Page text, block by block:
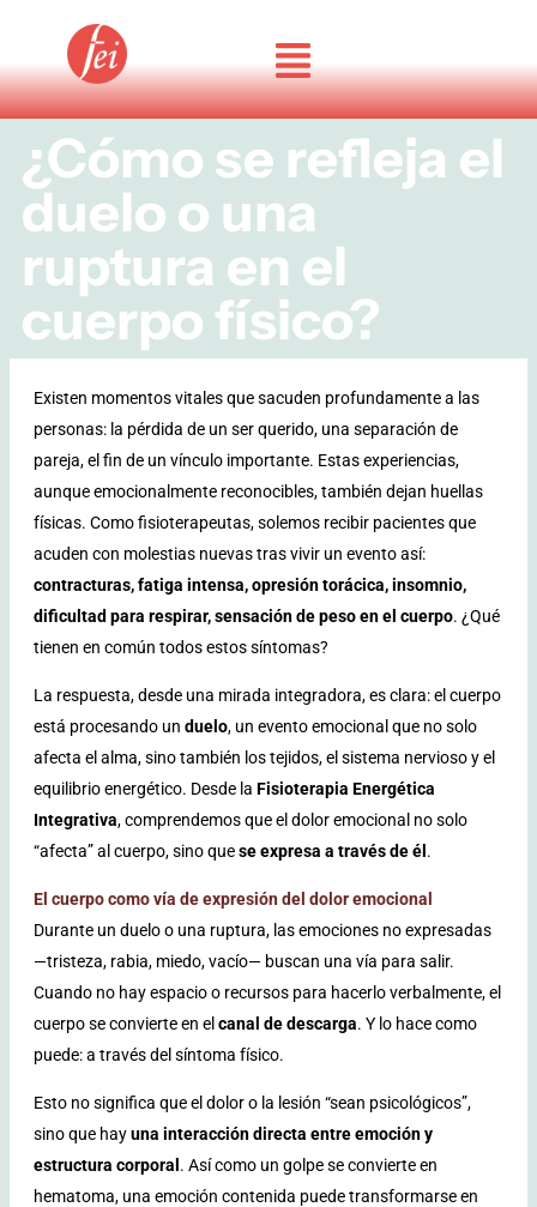
contenido
¿Cómo se refleja el
duelo o una
ruptura en el
cuerpo físico?
Existen momentos vitales que sacuden profundamente a las
personas: la pérdida de un ser querido, una separación de
pareja, el fin de un vínculo importante. Estas experiencias,
aunque emocionalmente reconocibles, también dejan huellas
físicas. Como fisioterapeutas, solemos recibir pacientes que
acuden con molestias nuevas tras vivir un evento así:
contracturas, fatiga intensa, opresión torácica, insomnio,
dificultad para respirar, sensación de peso en el cuerpo. ¿Qué
tienen en común todos estos síntomas?
La respuesta, desde una mirada integradora, es clara: el cuerpo
está procesando un duelo, un evento emocional que no solo
afecta el alma, sino también los tejidos, el sistema nervioso y el
equilibrio energético. Desde la Fisioterapia Energética
Integrativa, comprendemos que el dolor emocional no solo
“afecta” al cuerpo, sino quese expresa a través de él.
El cuerpo como vía de expresión del dolor emocional
Durante un duelo o una ruptura, las emociones no expresadas
—tristeza, rabia, miedo, vacío— buscan una vía para salir.
Cuando no hay espacio o recursos para hacerlo verbalmente, el
cuerpo se convierte en elcanal de descarga. Y lo hace como
puede: a través del síntoma físico.
Esto no significa que el dolor o la lesión “sean psicológicos”,
sino que hayuna interacción directa entre emoción y
estructura corporal. Así como un golpe se convierte en
hematoma, una emoción contenida puede transformarse en